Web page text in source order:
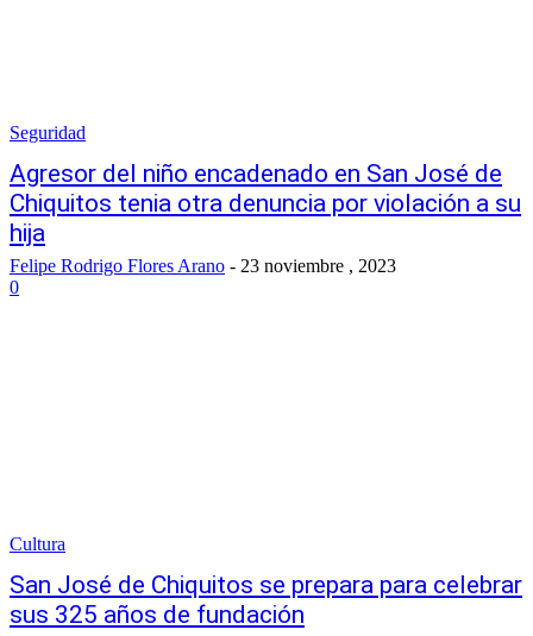
Seguridad
Agresor del niño encadenado en San José de
Chiquitos tenia otra denuncia por violación a su
hija
Felipe Rodrigo Flores Arano - 23 noviembre , 2023
0
Cultura
San José de Chiquitos se prepara para celebrar
sus 325 años de fundación